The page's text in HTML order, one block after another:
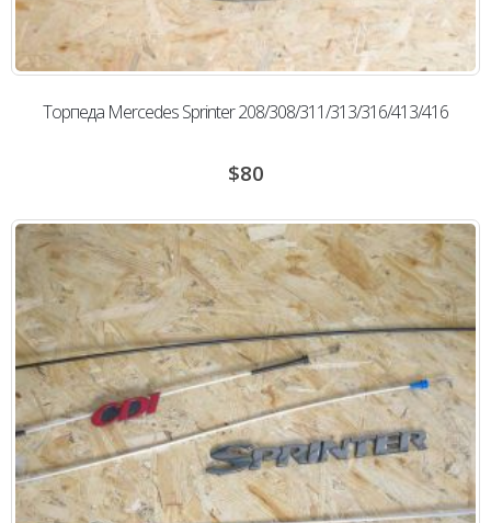
Торпеда Mercedes Sprinter 208/308/311/313/316/413/416
$80